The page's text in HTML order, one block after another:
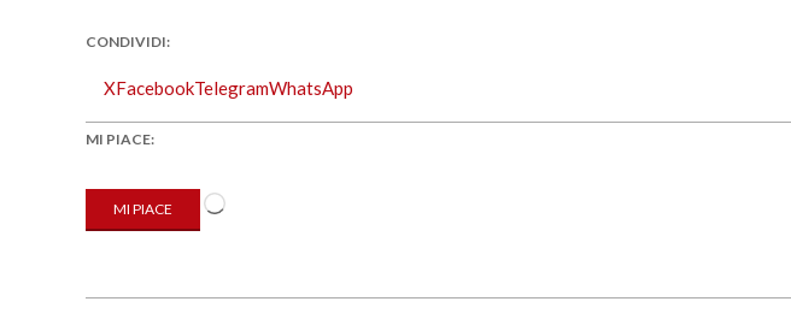
CONDIVIDI:
XFacebookTelegramWhatsApp
MI PIACE:
MI PIACE
Caricamento